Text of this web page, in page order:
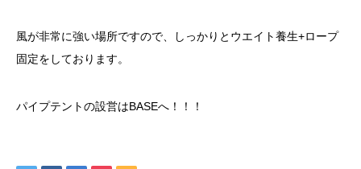
風が非常に強い場所ですので、しっかりとウエイト養生+ロープ
固定をしております。
パイプテントの設営はBASEへ！！！